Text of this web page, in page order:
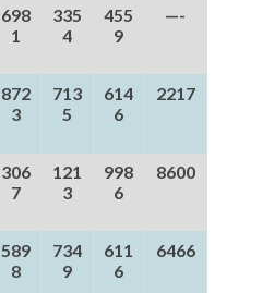
698
1
335
4
455
9
—-
872
3
713
5
614
6
2217
306
7
121
3
998
6
8600
589
8
734
9
611
6
6466